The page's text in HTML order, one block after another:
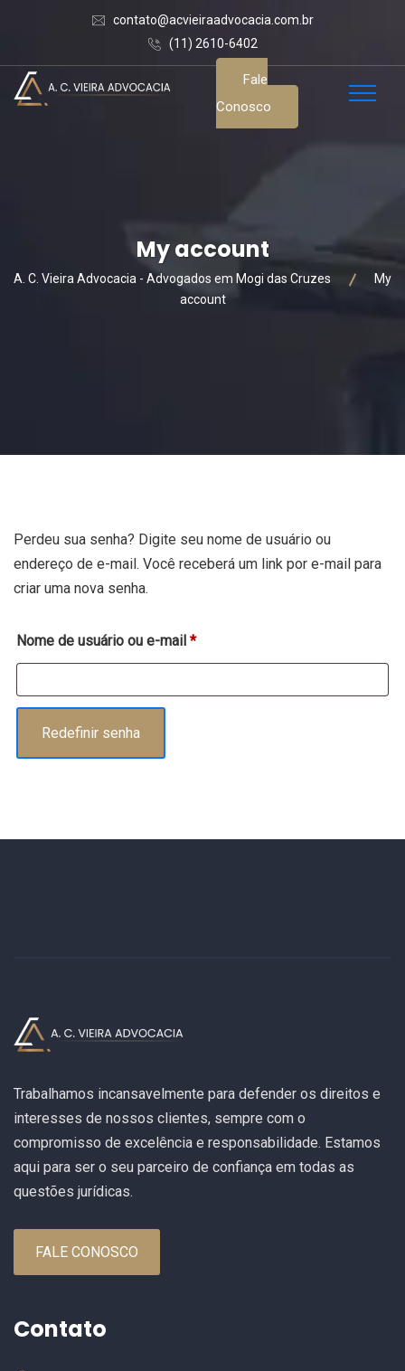
contato@acvieiraadvocacia.com.br
(11) 2610-6402
Fale
Conosco
My account
A. C. Vieira Advocacia - Advogados em Mogi das Cruzes
My
account
Perdeu sua senha? Digite seu nome de usuário ou
endereço de e-mail. Você receberá um link por e-mail para
criar uma nova senha.
Nome de usuário ou e-mail *Obrigatório
Redefinir senha
Trabalhamos incansavelmente para defender os direitos e
interesses de nossos clientes, sempre com o
compromisso de excelência e responsabilidade. Estamos
aqui para ser o seu parceiro de confiança em todas as
questões jurídicas.
FALE CONOSCO
Contato